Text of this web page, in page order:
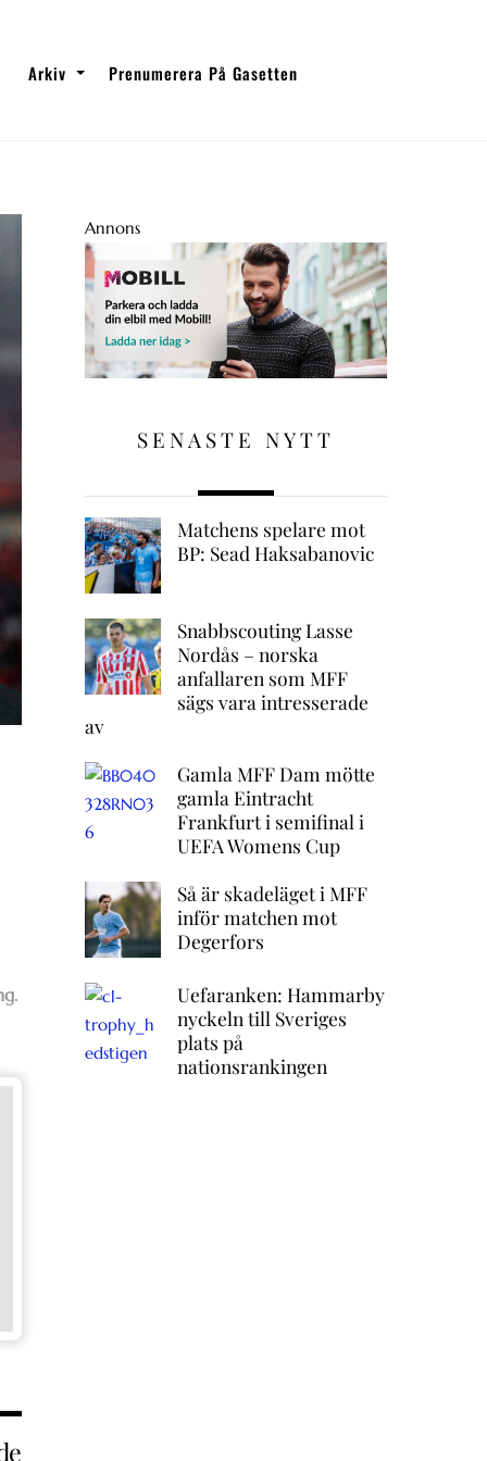
Arkiv Prenumerera På Gasetten
Annons
SENASTE NYTT
Matchens spelare mot
BP: Sead Haksabanovic
Snabbscouting Lasse
Nordås – norska
anfallaren som MFF
sägs vara intresserade
av
Gamla MFF Dam mötte
gamla Eintracht
Frankfurt i semifinal i
UEFA Womens Cup
Så är skadeläget i MFF
inför matchen mot
Degerfors
Uefaranken: Hammarby
nyckeln till Sveriges
plats på
nationsrankingen